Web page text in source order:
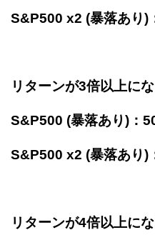
S&P500 x2 (暴落あり)
リターンが3倍以上にな
S&P500 (暴落あり)：
S&P500 x2 (暴落あり)
リターンが4倍以上にな